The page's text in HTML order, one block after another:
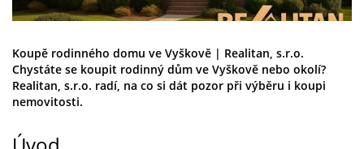
Koupě rodinného domu ve Vyškově | Realitan, s.r.o.
Chystáte se koupit rodinný dům ve Vyškově nebo okolí?
Realitan, s.r.o. radí, na co si dát pozor při výběru i koupi
nemovitosti.